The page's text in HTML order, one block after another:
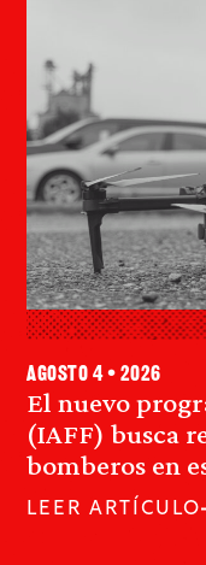
El nuevo
(IAFF) busca
bomberos en
agosto 4 • 2026
LEER ARTÍCULO